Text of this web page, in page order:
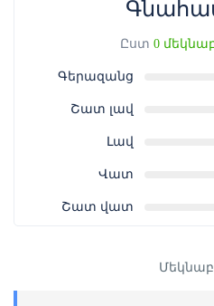
Ամրագրման
Ձեր կողմից գնված
թե՛ ամրագրման վաուչերի
կամ տպագիր տարբերակով
Ըստ 0
Գերազանց
Շատ լավ
Լավ
Վատ
Շատ վատ